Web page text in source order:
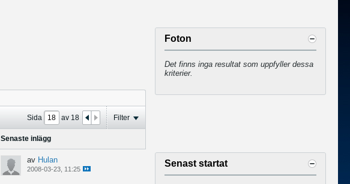
Sida av 18 Filter
Senaste inlägg
av Hulan
2008-03-23, 11:25
Foton
Det finns inga resultat som uppfyller dessa
kriterier.
Senast startat